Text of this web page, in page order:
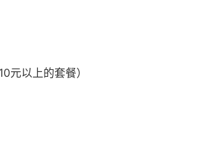
元以上的套餐）